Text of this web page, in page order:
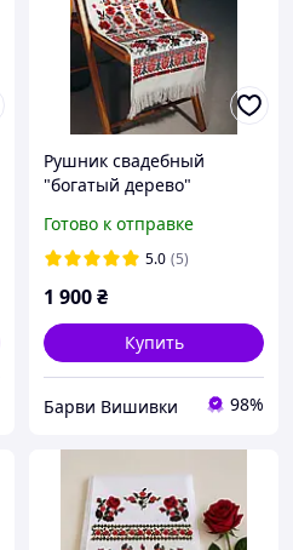
Рушник свадебный
"богатый дерево"
Готово к отправке
5.0 (5)
1 900₴
Купить
Барви Вишивки 98%